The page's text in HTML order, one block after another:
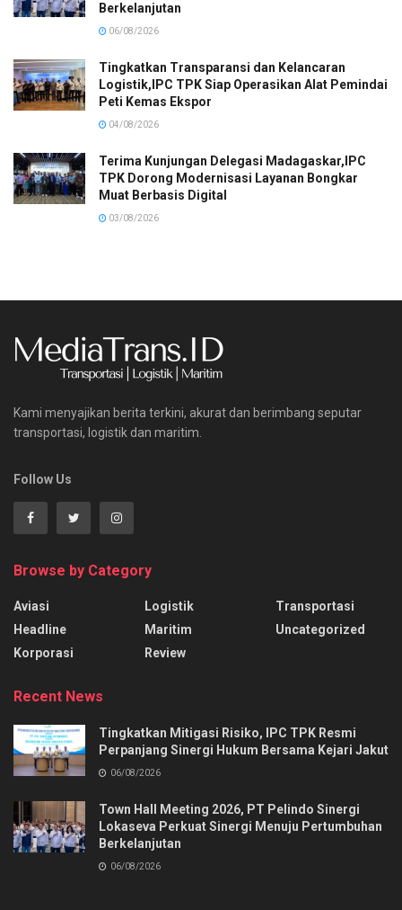
Berkelanjutan
06/08/2026
Tingkatkan Transparansi dan Kelancaran
Logistik,IPC TPK Siap Operasikan Alat Pemindai
Peti Kemas Ekspor
04/08/2026
Terima Kunjungan Delegasi Madagaskar,IPC
TPK Dorong Modernisasi Layanan Bongkar
Muat Berbasis Digital
03/08/2026
Kami menyajikan berita terkini, akurat dan berimbang seputar
transportasi, logistik dan maritim.
Follow Us
Browse by Category
Aviasi
Headline
Korporasi
Logistik
Maritim
Review
Transportasi
Uncategorized
Recent News
Tingkatkan Mitigasi Risiko, IPC TPK Resmi
Perpanjang Sinergi Hukum Bersama Kejari Jakut
06/08/2026
Town Hall Meeting 2026, PT Pelindo Sinergi
Lokaseva Perkuat Sinergi Menuju Pertumbuhan
Berkelanjutan
06/08/2026